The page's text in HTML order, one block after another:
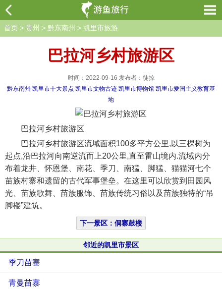
首页 > 贵州 > 黔东南州 > 凯里市旅游
巴拉河乡村旅游区
时间：2022-09-16 发布者：徒掠
黔东南州 凯里市十大景点 凯里市文物古迹 凯里市博物馆 凯里市爱国主义教育基
地
巴拉河乡村旅游区
巴拉河乡村旅游区流域面积100多平方公里,以三棵树为
起点,沿巴拉河向南逆流而上20公里,直至雷山境内.流域内分
布着龙井、怀恩堡、南花、季刀、南猛、脚猛、猫猫河七个
苗族村寨和遗留的古代军事堡垒。在这里可以欣赏到田园风
光、苗族歌舞、苗族服饰、苗族传统习俗以及苗族独特的“吊
脚楼”建筑。
下一景区：侗寨鼓楼
邻近的凯里市景区
季刀苗寨
青曼苗寨